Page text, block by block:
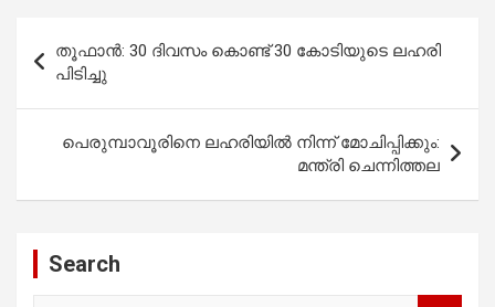
navigation
തൂഫാൻ: 30 ദിവസം കൊണ്ട് 30 കോടിയുടെ ലഹരി
പിടിച്ചു
പെരുമ്പാവൂരിനെ ലഹരിയിൽ നിന്ന് മോചിപ്പിക്കും:
മന്ത്രി ചെന്നിത്തല
Search